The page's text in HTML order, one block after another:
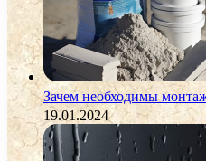
Зачем необходимы
19.01.2024